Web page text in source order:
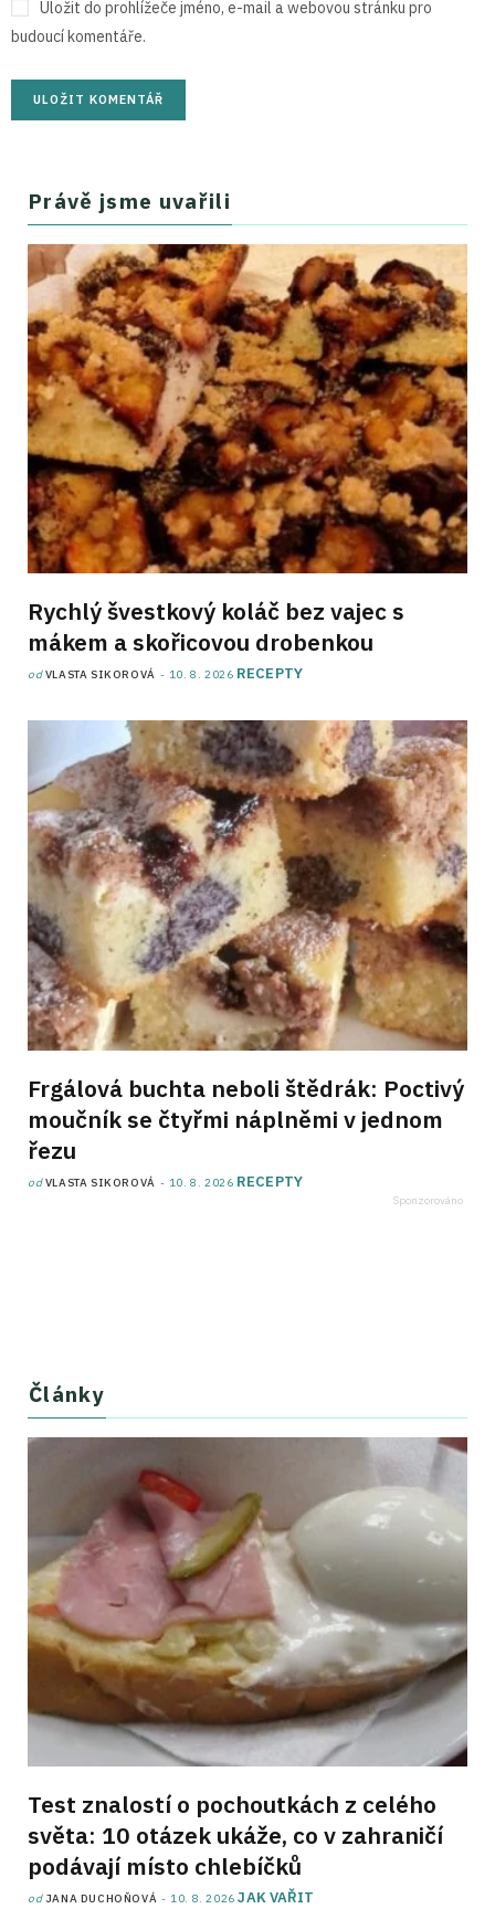
Uložit do prohlížeče jméno, e-mail a webovou stránku pro
budoucí komentáře.
Právě jsme uvařili
Rychlý švestkový koláč bez vajec s
mákem a skořicovou drobenkou
odVLASTA SIKOROVÁ 10. 8. 2026 RECEPTY
Frgálová buchta neboli štědrák: Poctivý
moučník se čtyřmi náplněmi v jednom
řezu
odVLASTA SIKOROVÁ 10. 8. 2026 RECEPTY
Články
Test znalostí o pochoutkách z celého
světa: 10 otázek ukáže, co v zahraničí
podávají místo chlebíčků
od JANA DUCHOŇOVÁ 10. 8. 2026 JAK VAŘIT